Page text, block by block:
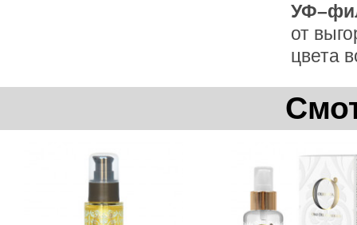
от
цвета